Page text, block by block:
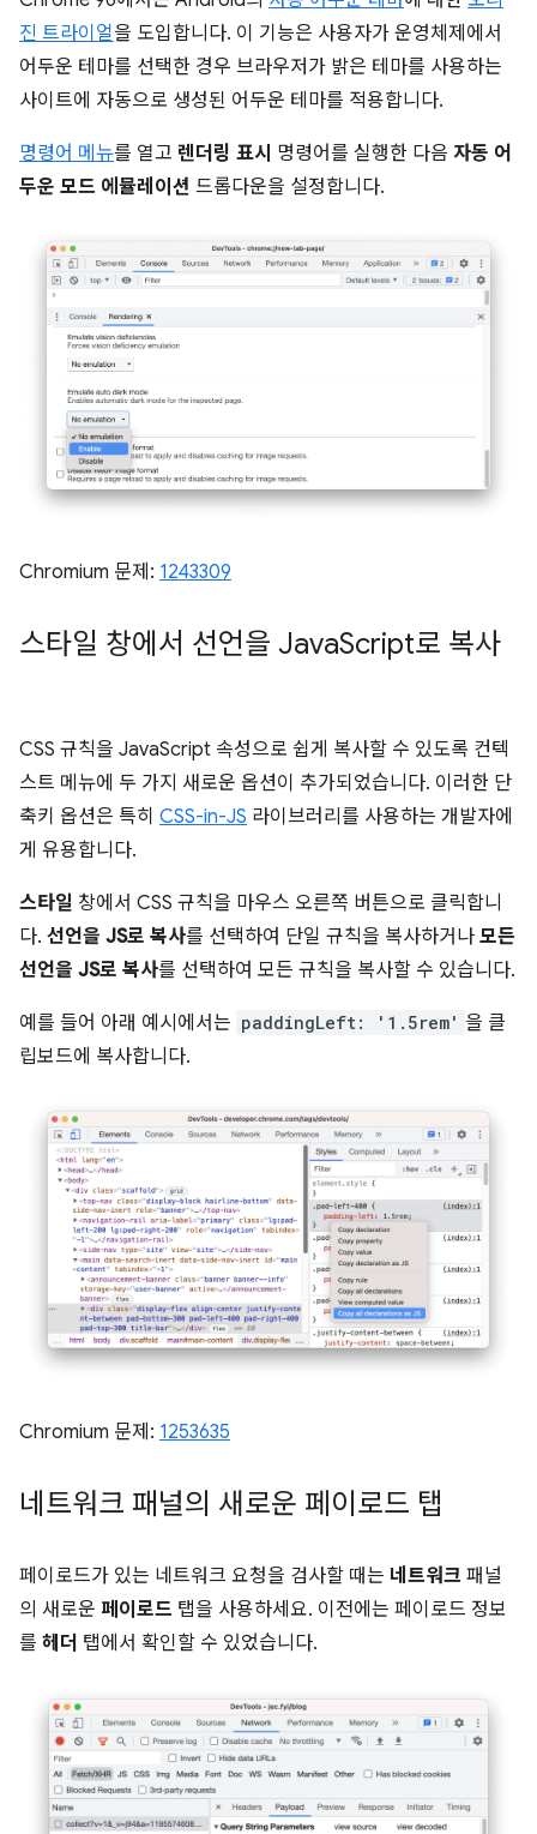
진 트라이얼을 도입합니다. 이 기능은 사용자가 운영체제에서
어두운 테마를 선택한 경우 브라우저가 밝은 테마를 사용하는
사이트에 자동으로 생성된 어두운 테마를 적용합니다.
명령어 메뉴를 열고 렌더링 표시 명령어를 실행한 다음 자동 어
두운 모드 에뮬레이션 드롭다운을 설정합니다.
Chromium 문제: 1243309
스타일 창에서 선언을 JavaScript로 복사
CSS 규칙을 JavaScript 속성으로 쉽게 복사할 수 있도록 컨텍
스트 메뉴에 두 가지 새로운 옵션이 추가되었습니다. 이러한 단
축키 옵션은 특히 CSS-in-JS 라이브러리를 사용하는 개발자에
게 유용합니다.
스타일 창에서 CSS 규칙을 마우스 오른쪽 버튼으로 클릭합니
다. 선언을 JS로 복사를 선택하여 단일 규칙을 복사하거나 모든
선언을 JS로 복사를 선택하여 모든 규칙을 복사할 수 있습니다.
예를 들어 아래 예시에서는 paddingLeft: '1.5rem' 을 클
립보드에 복사합니다.
Chromium 문제: 1253635
네트워크 패널의 새로운 페이로드 탭
페이로드가 있는 네트워크 요청을 검사할 때는 네트워크 패널
의 새로운 페이로드 탭을 사용하세요. 이전에는 페이로드 정보
를 헤더 탭에서 확인할 수 있었습니다.